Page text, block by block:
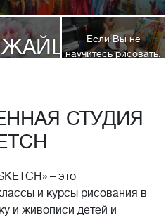
Если Вы не
научитесь рисовать,
стоимость обучения!*
СТУДИЯ
– это
и курсы рисования в
и живописи детей и